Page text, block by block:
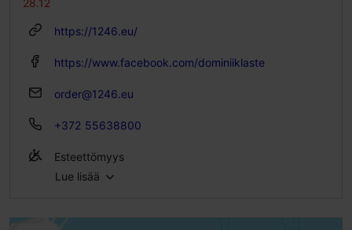
Perhelippu 10.00 €
https://1246.eu/
https://www.facebook.com/dominiiklaste
order@1246.eu
+372 55638800
Esteettömyys
Ei pääsyä sähköpyörätuolilla
Lue lisää